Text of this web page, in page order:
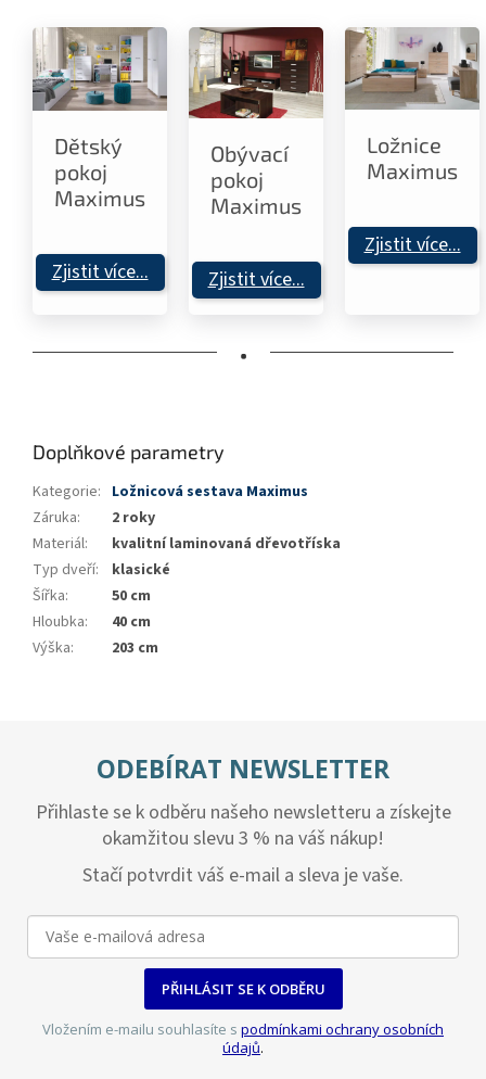
Dětský
pokoj
Maximus
Zjistit více...
Obývací
pokoj
Maximus
Zjistit více...
Ložnice
Maximus
Zjistit více...
•
Doplňkové parametry
Kategorie: Ložnicová sestava Maximus
Záruka:
2 roky
Materiál:
kvalitní laminovaná dřevotříska
Typ dveří:
klasické
Šířka:
50 cm
Hloubka:
40 cm
Výška: 203 cm
ODEBÍRAT NEWSLETTER
Přihlaste se k odběru našeho newsletteru a získejte
okamžitou slevu 3 % na váš nákup!
Stačí potvrdit váš e-mail a sleva je vaše.
PŘIHLÁSIT SE K ODBĚRU
Vložením e-mailu souhlasíte s podmínkami ochrany osobních
údajů.